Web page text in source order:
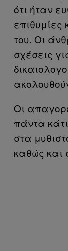
ότι ήταν
επιθυμίες
του. Οι
σχέσεις
Οι
πάντα
στα
καθώς και